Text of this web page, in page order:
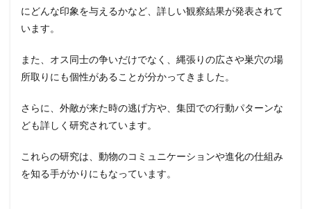
にどんな印象を与えるかなど、詳しい観察結果が発表されて
います。
また、オス同士の争いだけでなく、縄張りの広さや巣穴の場
所取りにも個性があることが分かってきました。
さらに、外敵が来た時の逃げ方や、集団での行動パターンな
ども詳しく研究されています。
これらの研究は、動物のコミュニケーションや進化の仕組み
を知る手がかりにもなっています。